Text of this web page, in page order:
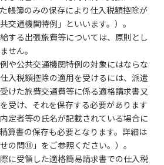
帳簿のみの保存により仕入税額控除が
交通機関特例」といいます。）。
する出張旅費等については、原則とし
せん。
や公共交通機関特例の対象にはならな
入税額控除の適用を受けるには、派遣
けた旅費交通費等に係る適格請求書又
受け、それを保存する必要があります
定者等の氏名が記載されている場合に
算書の保存も必要となります。詳細は
の問⑩ 」をご参照ください。）。
に受領した適格簡易請求書での仕入税